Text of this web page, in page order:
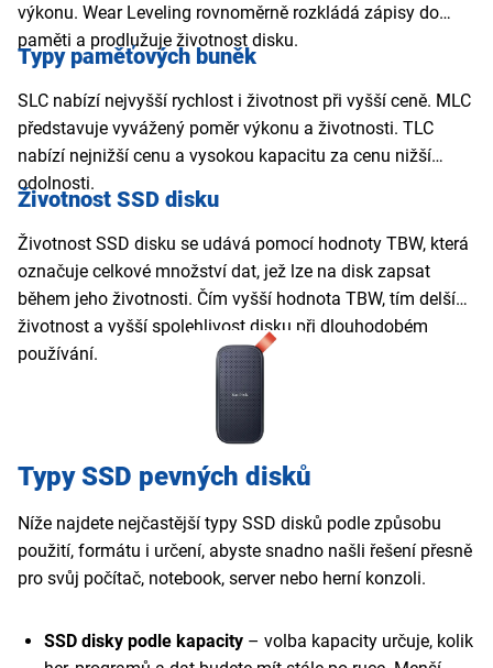
výkonu. Wear Leveling rovnoměrně rozkládá zápisy do
paměti a prodlužuje životnost disku.
Typy paměťových buněk
SLC nabízí nejvyšší rychlost i životnost při vyšší ceně. MLC
představuje vyvážený poměr výkonu a životnosti. TLC
nabízí nejnižší cenu a vysokou kapacitu za cenu nižší
odolnosti.
Životnost SSD disku
Životnost SSD disku se udává pomocí hodnoty TBW, která
označuje celkové množství dat, jež lze na disk zapsat
během jeho životnosti. Čím vyšší hodnota TBW, tím delší
životnost a vyšší spolehlivost disku při dlouhodobém
používání.
Typy SSD pevných disků
Níže najdete nejčastější typy SSD disků podle způsobu
použití, formátu i určení, abyste snadno našli řešení přesně
pro svůj počítač, notebook, server nebo herní konzoli.
SSD disky podle kapacity – volba kapacity určuje, kolik